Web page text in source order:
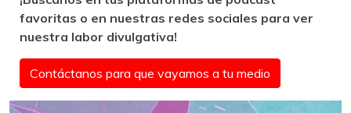
favoritas o en nuestras redes sociales para ver
nuestra labor divulgativa!
Contáctanos para que vayamos a tu medio